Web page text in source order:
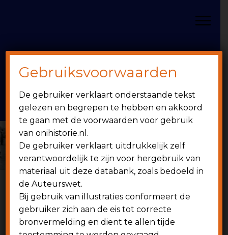
inhoud
sidebar
Rechts
onihistorie.nl
1949 - heden
TEGENSTANDERS
Gebruiksvoorwaarden
De gebruiker verklaart onderstaande tekst
gelezen en begrepen te hebben en akkoord
te gaan met de voorwaarden voor gebruik
van onihistorie.nl.
De gebruiker verklaart uitdrukkelijk zelf
verantwoordelijk te zijn voor hergebruik van
materiaal uit deze databank, zoals bedoeld in
de Auteurswet.
Bij gebruik van illustraties conformeert de
gebruiker zich aan de eis tot correcte
bronvermelding en dient te allen tijde